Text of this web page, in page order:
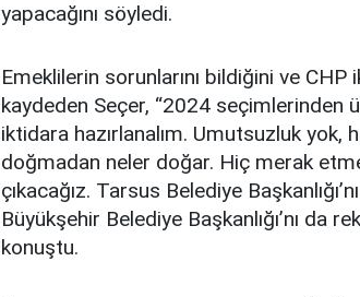
yapacağını söyledi.
Emeklilerin sorunlarını bildiğini ve CHP
kaydeden Seçer, “2024 seçimlerinden
iktidara hazırlanalım. Umutsuzluk yok,
doğmadan neler doğar. Hiç merak
çıkacağız. Tarsus Belediye
Büyükşehir Belediye Başkanlığı’nı da
konuştu.